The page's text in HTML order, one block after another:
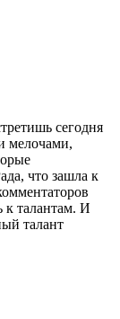
сегодня
мелочами,
что зашла к
к талантам. И
талант